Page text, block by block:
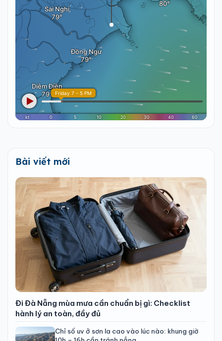
Bài viết mới
Đi Đà Nẵng mùa mưa cần chuẩn bị gì: Checklist
hành lý an toàn, đầy đủ
Chỉ số uv ở sơn la cao vào lúc nào: khung giờ